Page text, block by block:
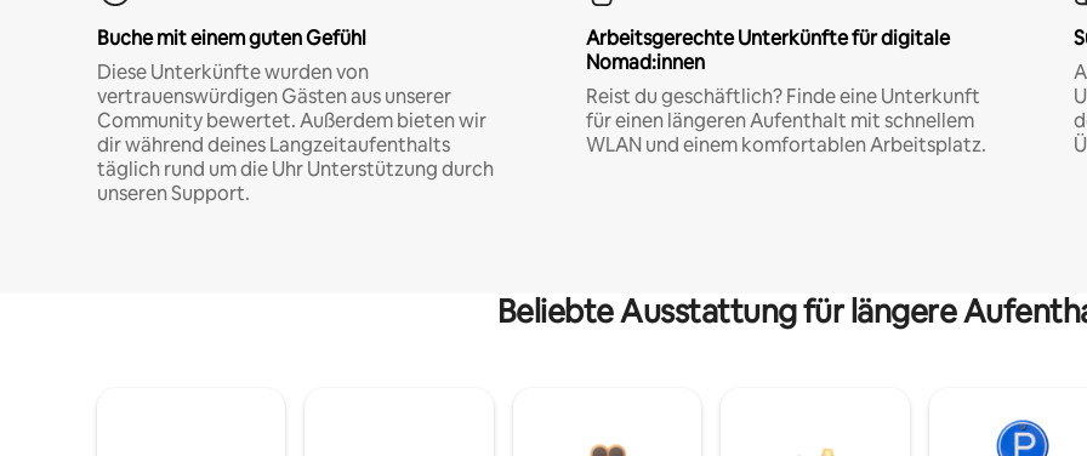
Buche mit einem guten Gefühl
Diese Unterkünfte wurden von
vertrauenswürdigen Gästen aus unserer
Community bewertet. Außerdem bieten wir
dir während deines Langzeitaufenthalts
täglich rund um die Uhr Unterstützung durch
unseren Support.
Arbeitsgerechte Unterkünfte für digitale
Nomad:innen
Reist du geschäftlich? Finde eine Unterkunft
für einen längeren Aufenthalt mit schnellem
WLAN und einem komfortablen Arbeitsplatz.
Beliebte Ausstattung für längere